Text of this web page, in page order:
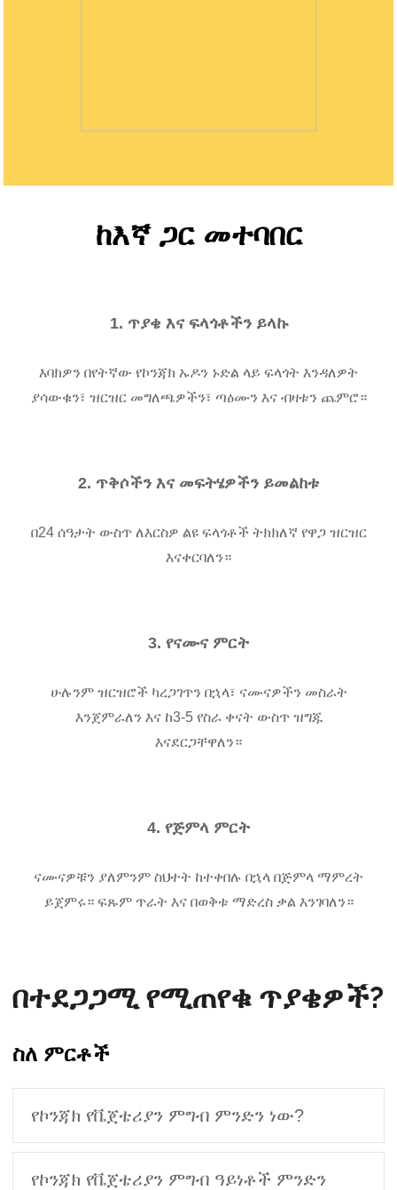
ከእኛ ጋር መተባበር
1. ጥያቄ እና ፍላጎቶችን ይላኩ
እባክዎን በየትኛው የኮንጃክ ኡዶን ኑድል ላይ ፍላጎት እንዳለዎት
ያሳውቁን፣ ዝርዝር መግለጫዎችን፣ ጣዕሙን እና ብዛቱን ጨምሮ።
2. ጥቅሶችን እና መፍትሄዎችን ይመልከቱ
በ24 ሰዓታት ውስጥ ለእርስዎ ልዩ ፍላጎቶች ትክክለኛ የዋጋ ዝርዝር
እናቀርባለን።
3. የናሙና ምርት
ሁሉንም ዝርዝሮች ካረጋገጥን በኋላ፣ ናሙናዎችን መስራት
እንጀምራለን እና ከ3-5 የስራ ቀናት ውስጥ ዝግጁ
እናደርጋቸዋለን።
4. የጅምላ ምርት
ናሙናዎቹን ያለምንም ስህተት ከተቀበሉ በኋላ በጅምላ ማምረት
ይጀምሩ። ፍጹም ጥራት እና በወቅቱ ማድረስ ቃል እንገባለን።
በተደጋጋሚ የሚጠየቁ ጥያቄዎች?
ስለ ምርቶች
የኮንጃክ የቬጀቴሪያን ምግብ ምንድን ነው?
የኮንጃክ የቬጀቴሪያን ምግብ ዓይነቶች ምንድን